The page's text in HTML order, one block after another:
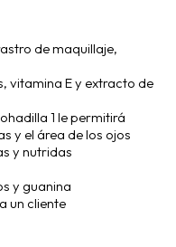
de maquillaje,
vitamina E y extracto de
1 le permitirá
y el área de los ojos
y nutridas
y guanina
un cliente